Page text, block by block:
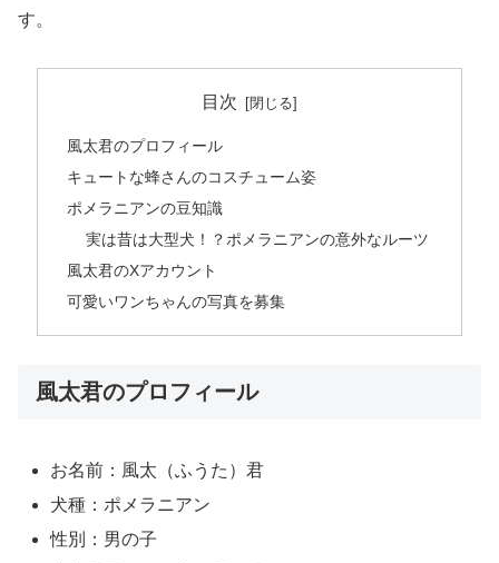
す。
目次
風太君のプロフィール
キュートな蜂さんのコスチューム姿
ポメラニアンの豆知識
実は昔は大型犬！？ポメラニアンの意外なルーツ
風太君のXアカウント
可愛いワンちゃんの写真を募集
風太君のプロフィール
お名前：風太（ふうた）君
犬種：ポメラニアン
性別：男の子